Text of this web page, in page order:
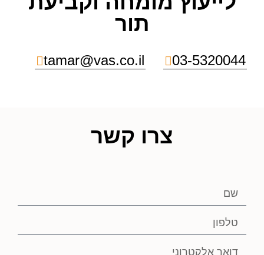
תור
03-5320044
tamar@vas.co.il
צרו קשר